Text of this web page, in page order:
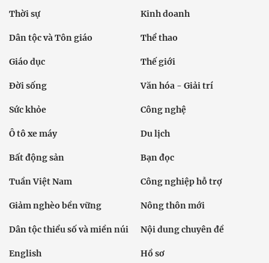
Thời sự Kinh doanh
Dân tộc và Tôn giáo Thể thao
Giáo dục Thế giới
Đời sống Văn hóa - Giải trí
Sức khỏe Công nghệ
Ô tô xe máy Du lịch
Bất động sản Bạn đọc
Tuần Việt Nam Công nghiệp hỗ trợ
Giảm nghèo bền vững Nông thôn mới
Dân tộc thiểu số và miền núi Nội dung chuyên đề
English Hồ sơ